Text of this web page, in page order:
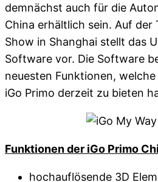
demnächst auch für die
China erhältlich sein. Auf der
Show in Shanghai stellt das
Software vor. Die Software
neuesten Funktionen,
iGo Primo derzeit zu bieten
Funktionen der iGo Primo
hochauflösende 3D